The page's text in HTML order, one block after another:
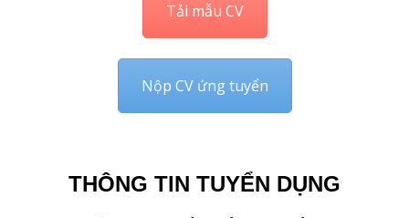
Tải mẫu CV
Nộp CV ứng tuyển
THÔNG TIN TUYỂN DỤNG